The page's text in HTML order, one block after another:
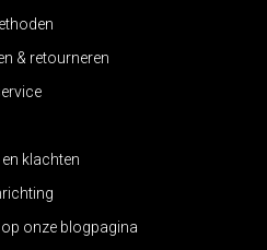
& retourneren
klachten
onze blogpagina